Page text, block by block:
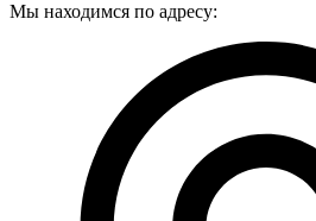
Мы находимся по адресу: